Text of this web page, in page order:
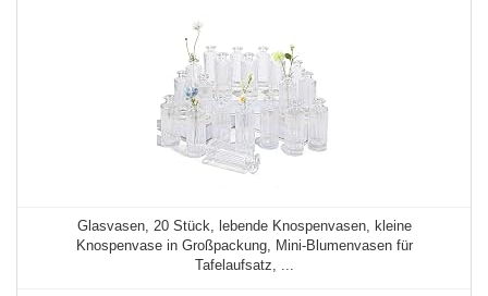
Glasvasen, 20 Stück, lebende Knospenvasen, kleine
Knospenvase in Großpackung, Mini-Blumenvasen für
Tafelaufsatz, ...